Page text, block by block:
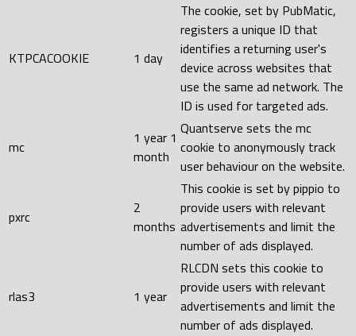
KTPCACOOKIE 1 day
The cookie, set by PubMatic,
registers a unique ID that
identifies a returning user's
device across websites that
use the same ad network. The
ID is used for targeted ads.
mc
1 year 1
month
Quantserve sets the mc
cookie to anonymously track
user behaviour on the website.
pxrc
2
months
This cookie is set by pippio to
provide users with relevant
advertisements and limit the
number of ads displayed.
rlas3 1 year
RLCDN sets this cookie to
provide users with relevant
advertisements and limit the
number of ads displayed.